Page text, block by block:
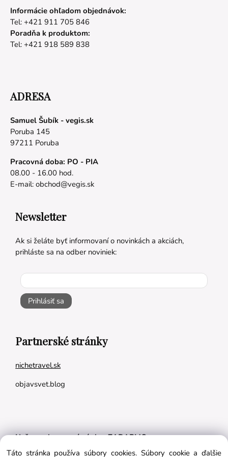
Informácie ohľadom objednávok:
Tel: +421 911 705 846
Poradňa k produktom:
Tel: +421 918 589 838
ADRESA
Samuel Šubík - vegis.sk
Poruba 145
97211 Poruba
Pracovná doba: PO - PIA
08.00 - 16.00 hod.
E-mail: obchod@vegis.sk
Newsletter
Ak si želáte byť informovaní o novinkách a akciách,
prihláste sa na odber noviniek:
Prihlásiť sa
Partnerské stránky
nichetravel.sk
objavsvet.blog
Naše appky pre vás úplne ZADARMO:
Táto stránka používa súbory cookies. Súbory cookie a ďalšie